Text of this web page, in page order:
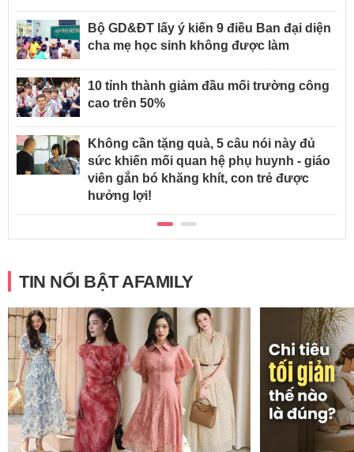
Bộ GD&ĐT lấy ý kiến 9 điều Ban đại diện
cha mẹ học sinh không được làm
10 tỉnh thành giảm đầu mối trường công
cao trên 50%
Không cần tặng quà, 5 câu nói này đủ
sức khiến mối quan hệ phụ huynh - giáo
viên gắn bó khăng khít, con trẻ được
hưởng lợi!
TIN NỔI BẬT AFAMILY